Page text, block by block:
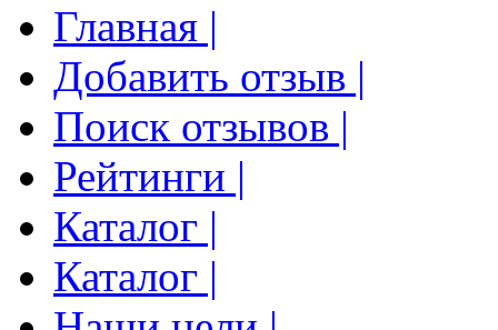
Главная |
Добавить отзыв |
Поиск отзывов |
Рейтинги |
Каталог |
Каталог |